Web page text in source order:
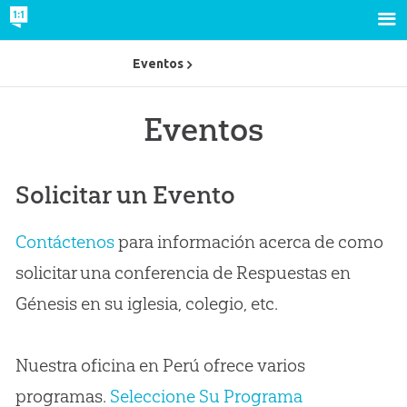
Eventos
Solicitar un Evento
Contáctenospara información acerca de como
solicitar una conferencia de Respuestas en
Génesis en su iglesia, colegio, etc.
Nuestra oficina en Perú ofrece varios
programas. Seleccione Su Programa
Eventos